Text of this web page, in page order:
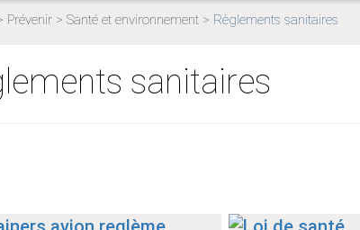
Prévenir
Santé et environnement
Règlements sanitaires
sanitaires